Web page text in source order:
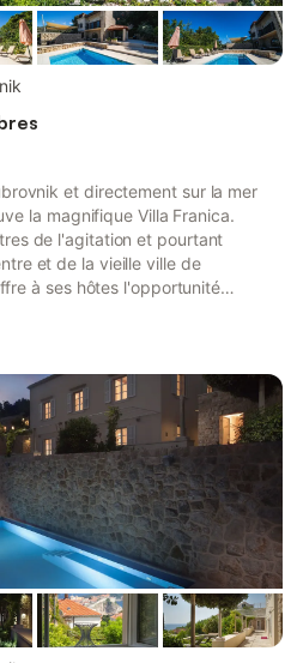
et directement sur la mer
la magnifique Villa Franica.
de l'agitation et pourtant
et de la vieille ville de
à ses hôtes l'opportunité
le summum du confort avec
centralement. Un grand
ont été apportés à la décoration